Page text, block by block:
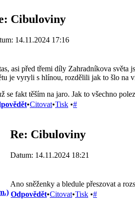
Cibuloviny
14.11.2024 17:16
asi před třemi díly Zahradníkova světa
je vyryli s hlínou, rozdělili jak to šlo na
se fakt těším na jaro. Jak to všechno
•Citovat•Tisk •#
Re: Cibuloviny
Datum: 14.11.2024 18:21
Ano sněženky a bledule přeszovat a
Odpovědět•Citovat•Tisk •#